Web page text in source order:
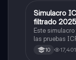
ICFES:
Simulacro
filtrado 2025
Este
las pruebas
500/500. Y
quieras,
10 17,401